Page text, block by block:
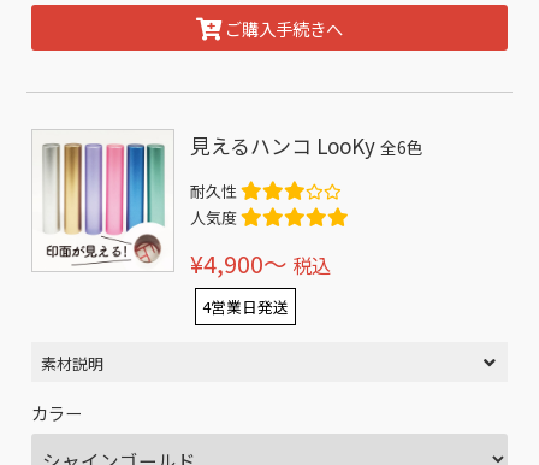
ご購入手続きへ
見えるハンコ LooKy全6色
耐久性
人気度
¥4,900〜 税込
4営業日発送
素材説明
カラー